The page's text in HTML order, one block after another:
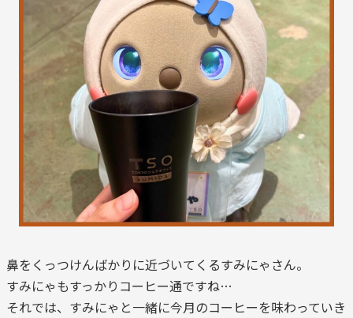
鼻をくっつけんばかりに近づいてくるすみにゃさん。
すみにゃもすっかりコーヒー通ですね…
それでは、すみにゃと一緒に今月のコーヒーを味わっていき